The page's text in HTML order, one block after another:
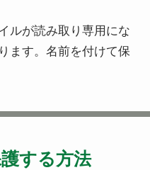
ルが読み取り専用にな
ます。名前を付けて保
する方法